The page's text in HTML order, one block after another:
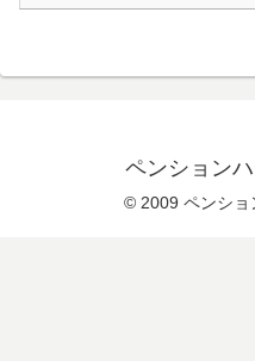
ペンション
© 2009 ペンショ